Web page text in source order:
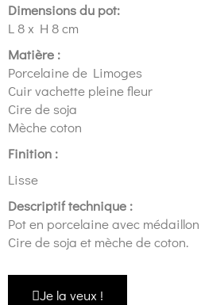
Dimensions du pot:
L 8 x H 8 cm
Matière :
Porcelaine de Limoges
Cuir vachette pleine fleur
Cire de soja
Mèche coton
Finition :
Lisse
Descriptif technique :
Pot en porcelaine avec
Cire de soja et mèche de coton.
Je la veux !